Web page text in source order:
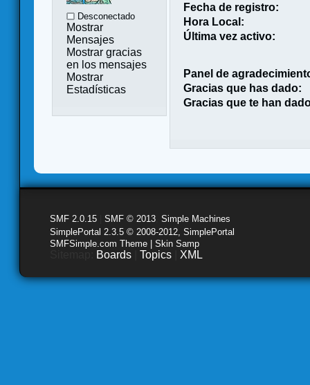
Desconectado
Mostrar
Mensajes
Mostrar gracias
en los mensajes
Mostrar
Estadísticas
Fecha de registro:
Hora Local:
Última vez activo:
Panel de
Gracias que has dado:
Gracias que te han
SMF 2.0.15 SMF © 2013 Simple Machines
SimplePortal 2.3.5 © 2008-2012, SimplePortal
SMFSimple.com Theme | Skin Samp
Boards Topics XML